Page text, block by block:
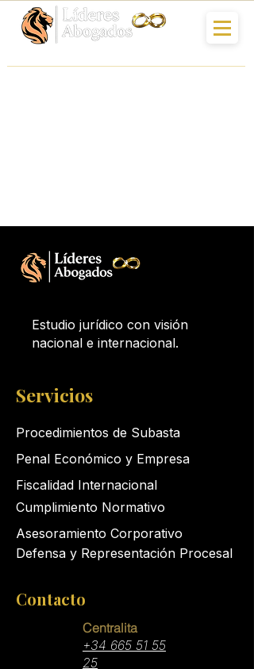
Estudio jurídico con visión
nacional e internacional.
Servicios
Procedimientos de Subasta
Penal Económico y Empresa
Fiscalidad Internacional
Cumplimiento Normativo
Asesoramiento Corporativo
Defensa y Representación Procesal
Contacto
Centralita
+34 665 51 55
25